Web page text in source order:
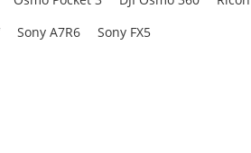
Sony A7R6 Sony FX5